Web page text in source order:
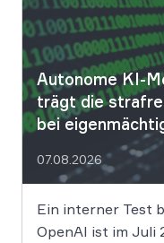
Sicherheitsvorfall
des
Autonome KI-
trägt die
bei
07.08.2026
Ein interner Test
OpenAI ist im Juli